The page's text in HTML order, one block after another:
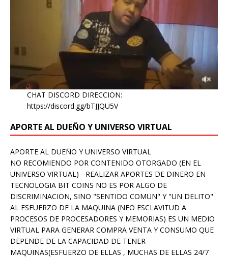
CHAT DISCORD DIRECCION:
https://discord.gg/bTJJQU5V
APORTE AL DUEÑO Y UNIVERSO VIRTUAL
APORTE AL DUEÑO Y UNIVERSO VIRTUAL
NO RECOMIENDO POR CONTENIDO OTORGADO (EN EL
UNIVERSO VIRTUAL) - REALIZAR APORTES DE DINERO EN
TECNOLOGIA BIT COINS NO ES POR ALGO DE
DISCRIMINACION, SINO "SENTIDO COMUN" Y "UN DELITO"
AL ESFUERZO DE LA MAQUINA (NEO ESCLAVITUD A
PROCESOS DE PROCESADORES Y MEMORIAS) ES UN MEDIO
VIRTUAL PARA GENERAR COMPRA VENTA Y CONSUMO QUE
DEPENDE DE LA CAPACIDAD DE TENER
MAQUINAS(ESFUERZO DE ELLAS , MUCHAS DE ELLAS 24/7